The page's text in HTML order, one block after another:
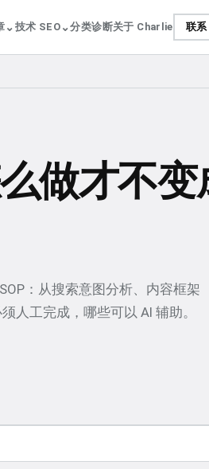
⌄ 技术 SEO ⌄分类诊断关于 Charlie 联系
做才不
：从搜索意图分析、内容框架
人工完成，哪些可以 AI 辅助。